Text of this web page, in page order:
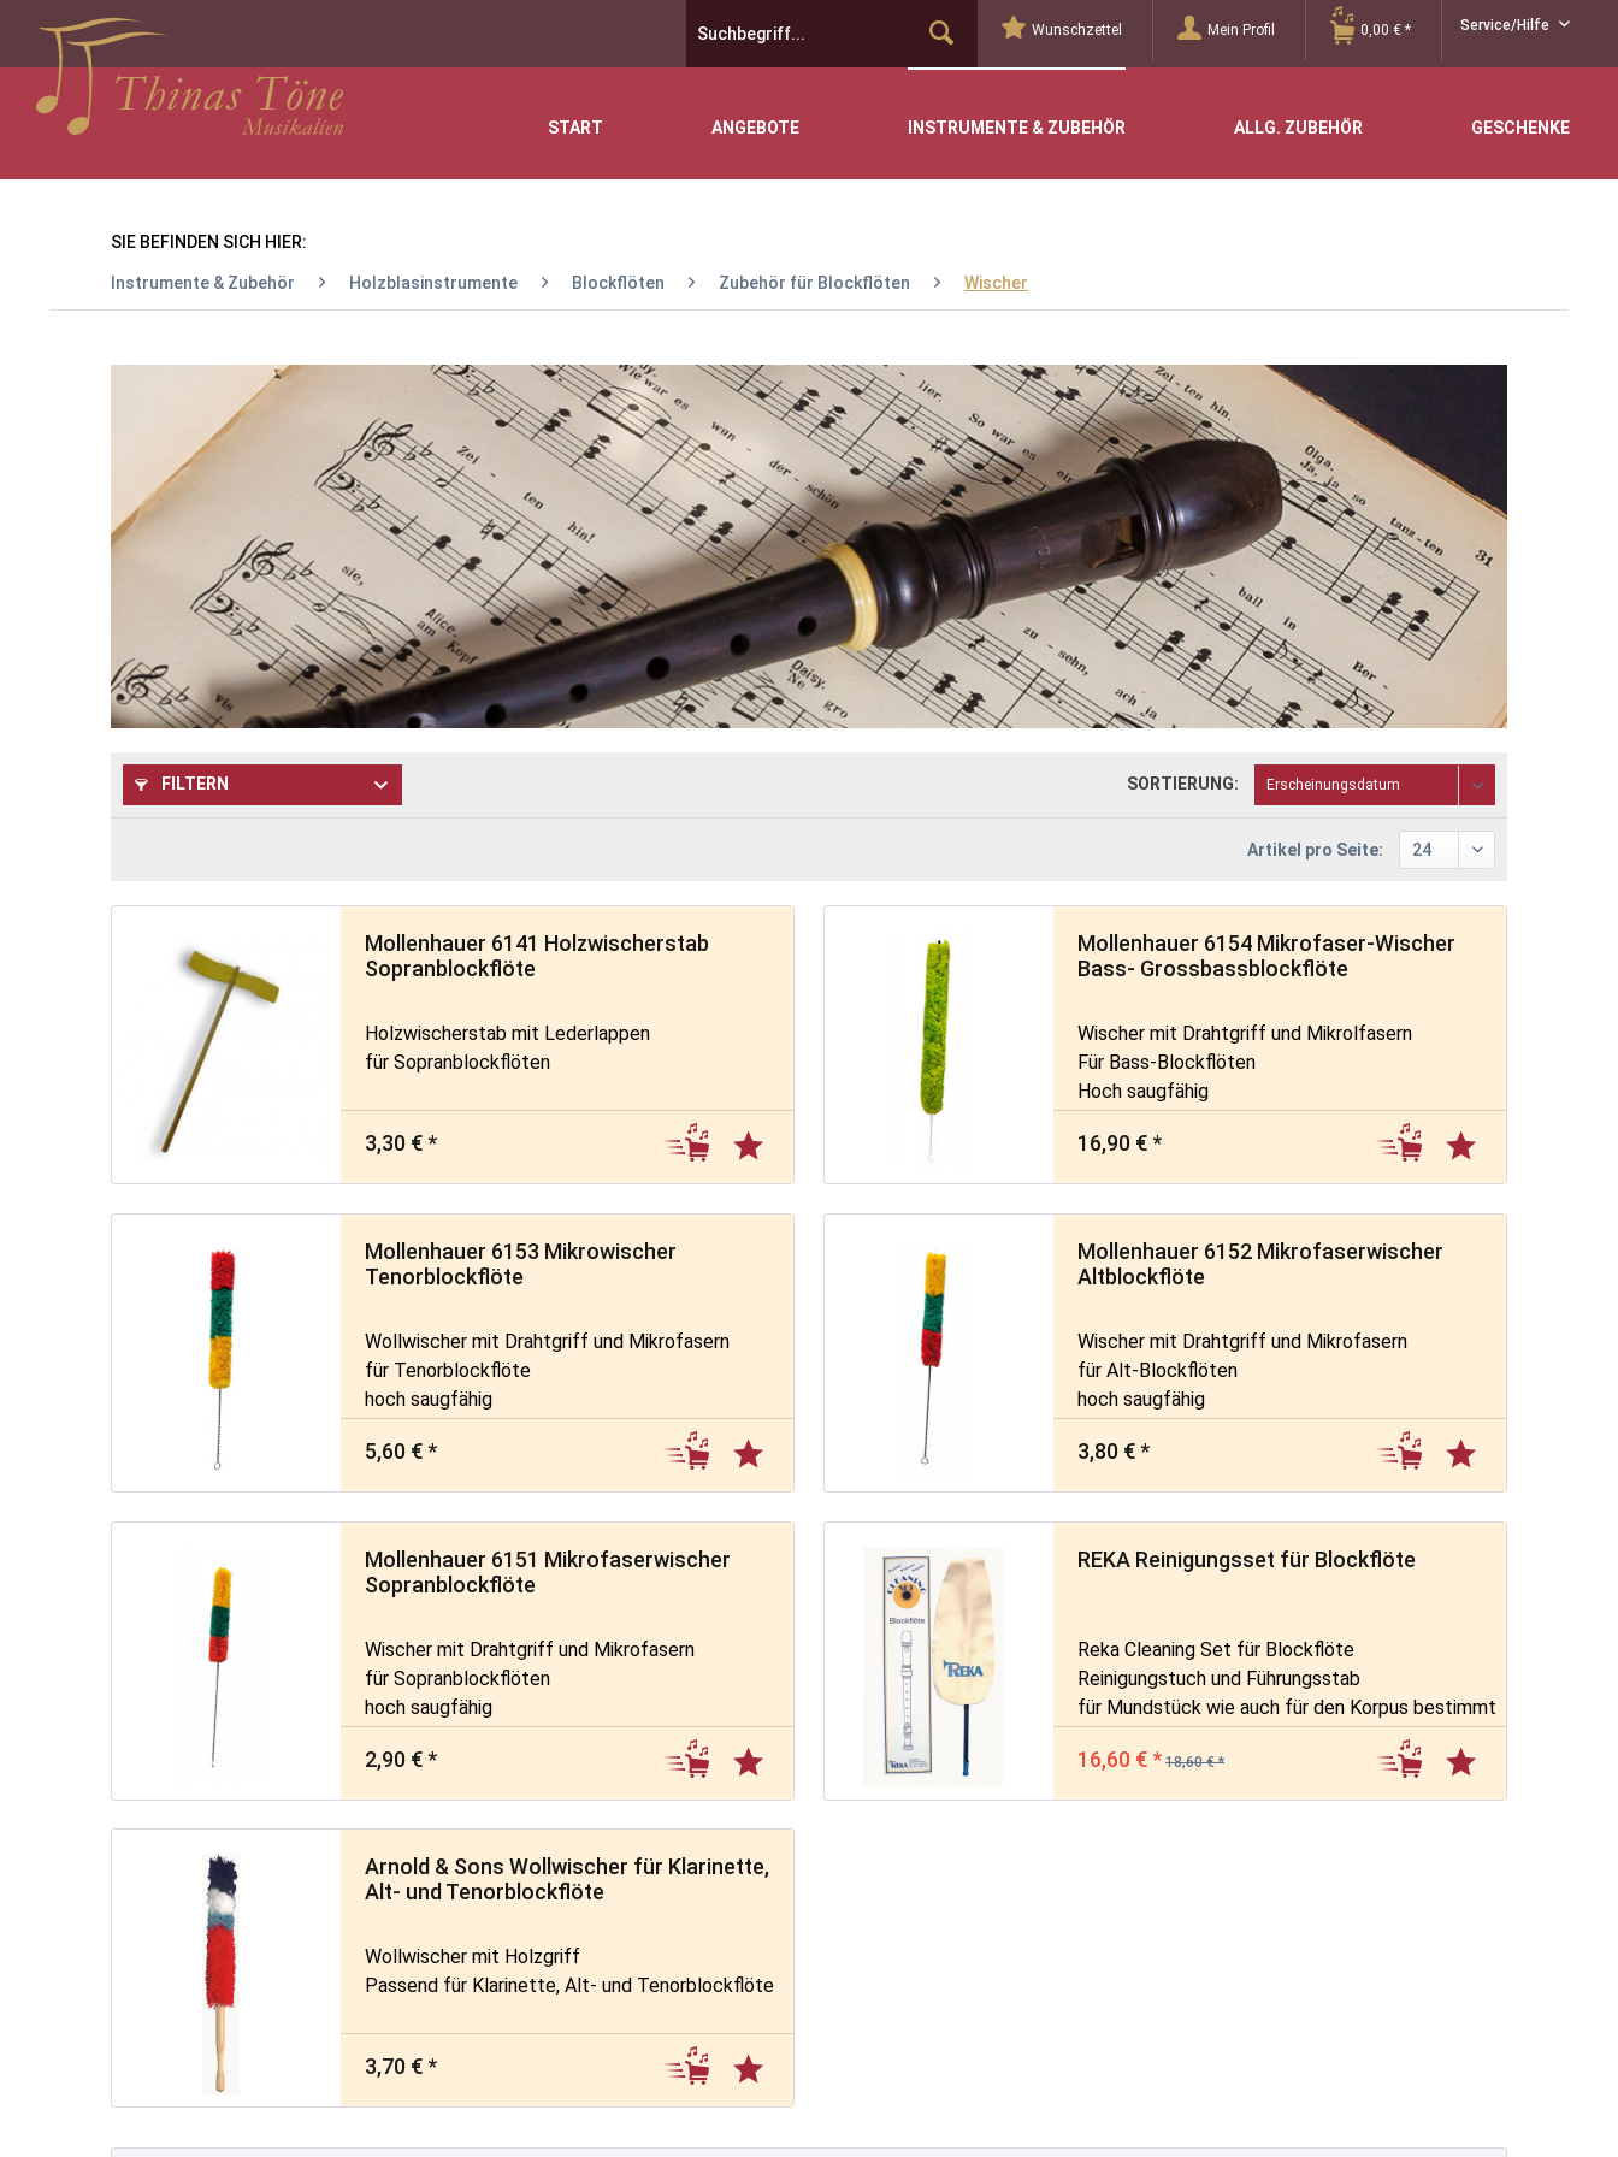
Service/Hilfe
Wunschzettel Mein Profil 0,00 € *
START ANGEBOTE INSTRUMENTE & ZUBEHÖR ALLG. ZUBEHÖR GESCHENKE
SIE BEFINDEN SICH HIER:
Instrumente & Zubehör Holzblasinstrumente Blockflöten Zubehör für Blockflöten Wischer
FILTERN SORTIERUNG:
Artikel pro Seite:
Mollenhauer 6141 Holzwischerstab
Sopranblockflöte
Holzwischerstab mit Lederlappen
für Sopranblockflöten
3,30 € *
Mollenhauer 6154 Mikrofaser-Wischer
Bass- Grossbassblockflöte
Wischer mit Drahtgriff und Mikrolfasern
Für Bass-Blockflöten
Hoch saugfähig
16,90 € *
Mollenhauer 6153 Mikrowischer
Tenorblockflöte
Wollwischer mit Drahtgriff und Mikrofasern
für Tenorblockflöte
hoch saugfähig
5,60 € *
Mollenhauer 6152 Mikrofaserwischer
Altblockflöte
Wischer mit Drahtgriff und Mikrofasern
für Alt-Blockflöten
hoch saugfähig
3,80 € *
Mollenhauer 6151 Mikrofaserwischer
Sopranblockflöte
Wischer mit Drahtgriff und Mikrofasern
für Sopranblockflöten
hoch saugfähig
2,90 € *
REKA Reinigungsset für Blockflöte
Reka Cleaning Set für Blockflöte
Reinigungstuch und Führungsstab
für Mundstück wie auch für den Korpus bestimmt
16,60 € * 18,60 € *
Arnold & Sons Wollwischer für Klarinette,
Alt- und Tenorblockflöte
Wollwischer mit Holzgriff
Passend für Klarinette, Alt- und Tenorblockflöte
3,70 € *